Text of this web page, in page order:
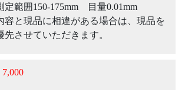
定範囲150-175mm 目量0.01mm
容と現品に相違がある場合は、現品を
先させていただきます。
7,000